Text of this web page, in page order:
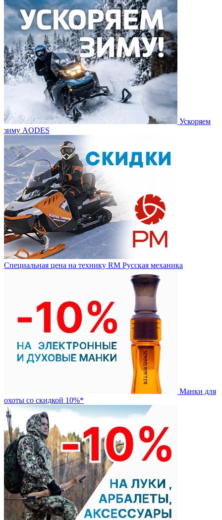
Ускоряем
зиму AODES
Специальная цена на технику RM Русская механика
Манки для
охоты со скидкой 10%*